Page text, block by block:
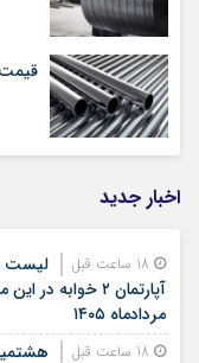
قیمت
اخبار جدید
لیست
آپارتمان ۲
مردادماه ۱۴۰۵